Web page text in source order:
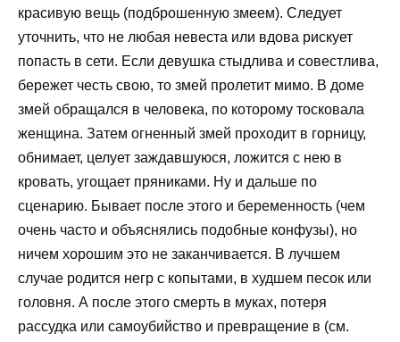
красивую вещь (подброшенную змеем). Следует
уточнить, что не любая невеста или вдова рискует
попасть в сети. Если девушка стыдлива и совестлива,
бережет честь свою, то змей пролетит мимо. В доме
змей обращался в человека, по которому тосковала
женщина. Затем огненный змей проходит в горницу,
обнимает, целует заждавшуюся, ложится с нею в
кровать, угощает пряниками. Ну и дальше по
сценарию. Бывает после этого и беременность (чем
очень часто и объяснялись подобные конфузы), но
ничем хорошим это не заканчивается. В лучшем
случае родится негр с копытами, в худшем песок или
головня. А после этого смерть в муках, потеря
рассудка или самоубийство и превращение в (см.